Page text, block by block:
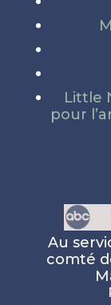
Little
pour
Au
comté